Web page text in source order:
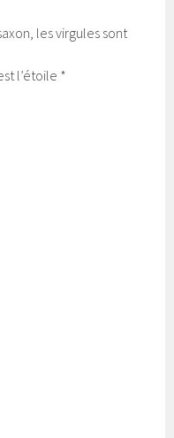
les virgules sont
l’étoile *